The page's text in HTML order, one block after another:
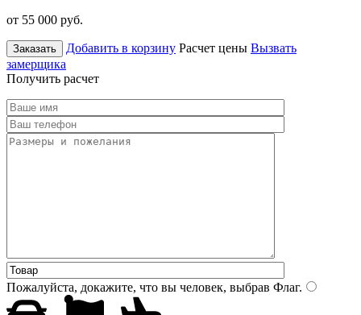
от 55 000 руб.
Заказать Добавить в корзину Расчет цены Вызвать
замерщика
Получить расчет
Пожалуйста, докажите, что вы человек, выбрав Флаг.